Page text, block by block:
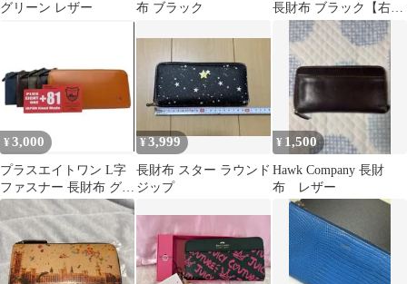
グリーン レザー
布 ブラック
長財布 ブラック【右利
き用】
¥ 3,000
プラスエイトワン L字
ファスナー 長財布 グリ
ーン
¥3,999
長財布 スター ラウンド
ジップ
¥ 1,500
Hawk Company 長財
布 レザー